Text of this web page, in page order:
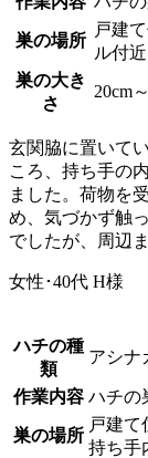
巣の場所
戸建
ル付近
巣の大き
さ
20cm
玄関脇に置いて
ころ、持ち手の
ました。荷物を
め、気づかず触
でしたが、周辺
女性･40代 H様
ハチの種
類
アシナ
作業内容 ハチの
巣の場所
戸建
持ち手